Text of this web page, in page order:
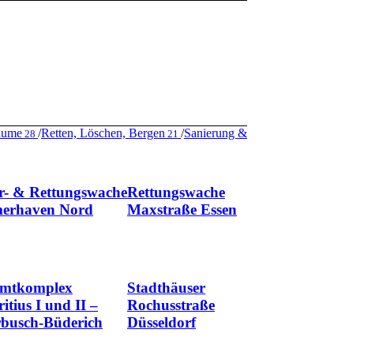
28 /Retten, Löschen, Bergen 21 /Sanierung &
& Rettungswache
Nord
Rettungswache
Maxstraße Essen
I und II –
Büderich
Stadthäuser
Rochusstraße
Düsseldorf